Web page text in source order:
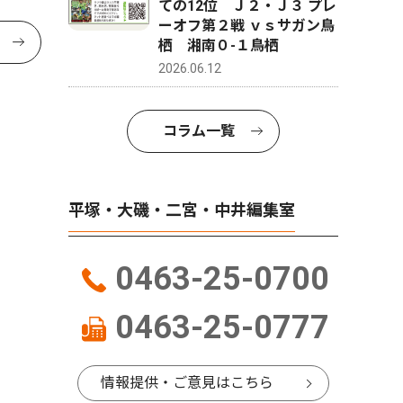
ての12位 Ｊ２・Ｊ３ プレ
ーオフ第２戦 ｖｓサガン鳥
栖 湘南０-１鳥栖
2026.06.12
コラム一覧
平塚・大磯・二宮・中井編集室
0463-25-0700
0463-25-0777
情報提供・ご意見はこちら